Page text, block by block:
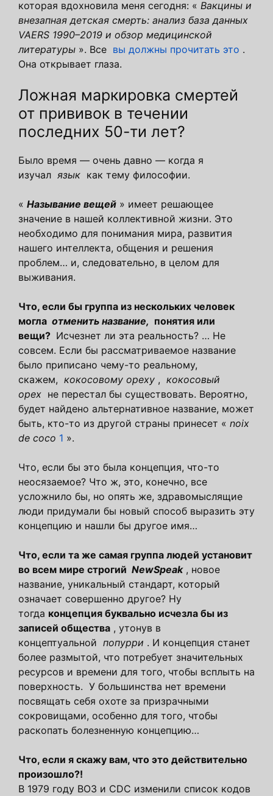
которая вдохновила меня сегодня: « Вакцины и
внезапная детская смерть: анализ база данных
VAERS 1990–2019 и обзор медицинской
литературы ». Все вы должны прочитать это .
Она открывает глаза.
Ложная маркировка смертей
от прививок в течении
последних 50-ти лет?
Было время — очень давно — когда я
изучал язык как тему философии.
« Называние вещей » имеет решающее
значение в нашей коллективной жизни. Это
необходимо для понимания мира, развития
нашего интеллекта, общения и решения
проблем… и, следовательно, в целом для
выживания.
Что, если бы группа из нескольких человек
могла отменить название, понятия или
вещи? Исчезнет ли эта реальность? … Не
совсем. Если бы рассматриваемое название
было приписано чему-то реальному,
скажем, кокосовому ореху , кокосовый
орех не перестал бы существовать. Вероятно,
будет найдено альтернативное название, может
быть, кто-то из другой страны принесет « noix
de coco 1 ».
Что, если бы это была концепция, что-то
неосязаемое? Что ж, это, конечно, все
усложнило бы, но опять же, здравомыслящие
люди придумали бы новый способ выразить эту
концепцию и нашли бы другое имя…
Что, если та же самая группа людей установит
во всем мире строгий NewSpeak, новое
название, уникальный стандарт, который
означает совершенно другое? Ну
тогда концепция буквально исчезла бы из
записей общества , утонув в
концептуальной попурри . И концепция станет
более размытой, что потребует значительных
ресурсов и времени для того, чтобы всплыть на
поверхность. У большинства нет времени
посвящать себя охоте за призрачными
сокровищами, особенно для того, чтобы
раскопать болезненную концепцию…
Что, если я скажу вам, что это действительно
произошло?!
В 1979 году ВОЗ и CDC изменили список кодов